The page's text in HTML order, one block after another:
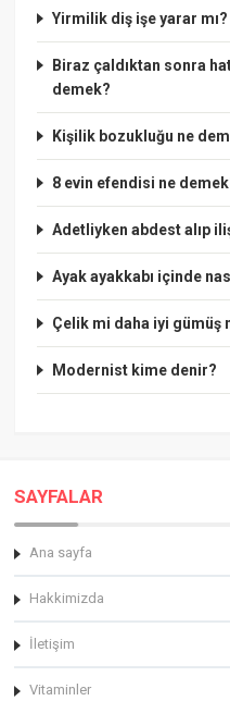
Yirmilik diş işe yarar mı?
Biraz çaldıktan sonra
demek?
Kişilik bozukluğu ne
8 evin efendisi ne
Adetliyken abdest alıp
Ayak ayakkabı içinde
Çelik mi daha iyi gümüş
Modernist kime denir?
SAYFALAR
Ana sayfa
Hakkimizda
İletişim
Vitaminler